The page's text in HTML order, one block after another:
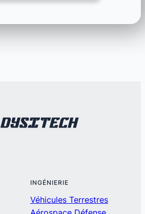
INGÉNIERIE
Véhicules Terrestres